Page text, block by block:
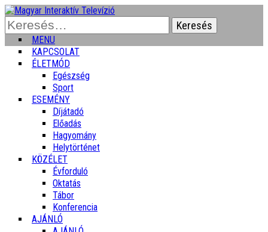
Keresés:
MENU
KAPCSOLAT
ÉLETMÓD
Egészség
Sport
ESEMÉNY
Díjátadó
Előadás
Hagyomány
Helytörténet
KÖZÉLET
Évforduló
Oktatás
Tábor
Konferencia
AJÁNLÓ